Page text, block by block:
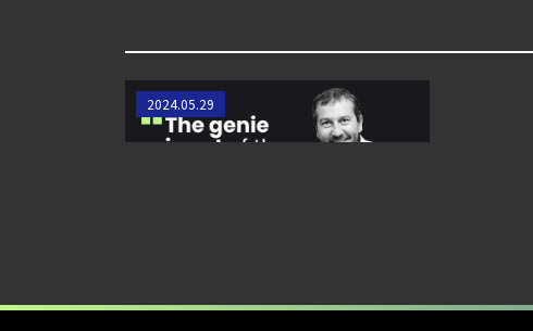
CISOに求められるAIワークロード
のセキュリティ確保
2024.05.29